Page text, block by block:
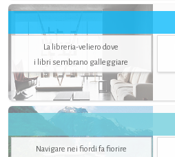
La libreria-veliero dove
i libri sembrano galleggiare
Navigare nei fiordi fa fiorire